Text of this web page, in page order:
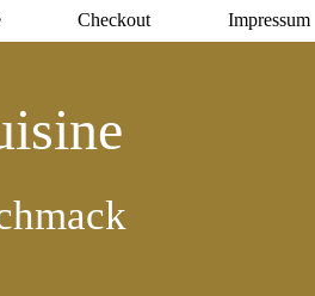
Checkout Impressum
isine
hmack